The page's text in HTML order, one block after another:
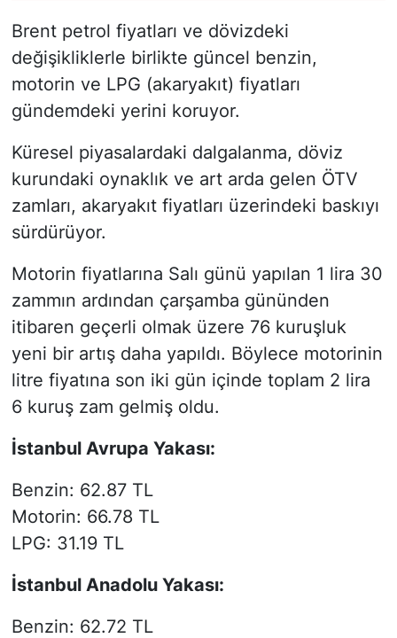
Brent petrol fiyatları ve dövizdeki
değişikliklerle birlikte güncel benzin,
motorin ve LPG (akaryakıt) fiyatları
gündemdeki yerini koruyor.
Küresel piyasalardaki dalgalanma, döviz
kurundaki oynaklık ve art arda gelen ÖTV
zamları, akaryakıt fiyatları üzerindeki baskıyı
sürdürüyor.
Motorin fiyatlarına Salı günü yapılan 1 lira 30
zammın ardından çarşamba gününden
itibaren geçerli olmak üzere 76 kuruşluk
yeni bir artış daha yapıldı. Böylece motorinin
litre fiyatına son iki gün içinde toplam 2 lira
6 kuruş zam gelmiş oldu.
İstanbul Avrupa Yakası:
Benzin: 62.87 TL
Motorin: 66.78 TL
LPG: 31.19 TL
İstanbul Anadolu Yakası:
Benzin: 62.72 TL